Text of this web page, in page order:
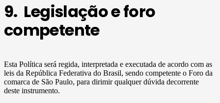
9. Legislação e foro
competente
Esta Política será regida, interpretada e executada de acordo com as
leis da República Federativa do Brasil, sendo competente o Foro da
comarca de São Paulo, para dirimir qualquer dúvida decorrente
deste instrumento.